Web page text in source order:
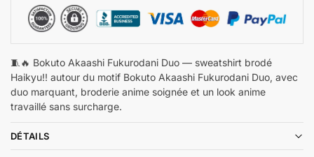
🧵🔥 Bokuto Akaashi Fukurodani Duo — sweatshirt brodé
Haikyu!! autour du motif Bokuto Akaashi Fukurodani Duo, avec
duo marquant, broderie anime soignée et un look anime
travaillé sans surcharge.
DÉTAILS